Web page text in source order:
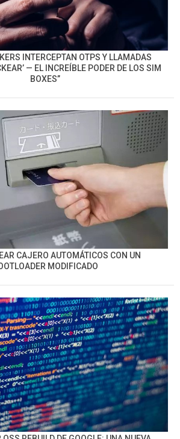
INTERCEPTAN OTPS Y LLAMADAS
— EL INCREÍBLE PODER DE LOS SIM
BOXES”
CAJERO AUTOMÁTICOS CON UN
MODIFICADO